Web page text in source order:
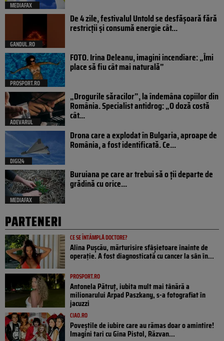
MEDIAFAX
GANDUL.RO
De 4 zile, festivalul Untold se desfășoară fără
restricții și consumă energie cât...
PROSPORT.RO
FOTO. Irina Deleanu, imagini incendiare: „Îmi
place să fiu cât mai naturală”
ADEVARUL
„Drogurile săracilor”, la îndemâna copiilor din
România. Specialist antidrog: „O doză costă
cât...
DIGI24
Drona care a explodat în Bulgaria, aproape de
România, a fost identificată. Ce...
MEDIAFAX
Buruiana pe care ar trebui să o ții departe de
grădină cu orice...
PARTENERI
CE SE ÎNTÂMPLĂ DOCTORE?
Alina Pușcău, mărturisire sfâșietoare înainte de
operație. A fost diagnosticată cu cancer la sân în...
PROSPORT.RO
Antonela Pătruț, iubita mult mai tânără a
milionarului Arpad Paszkany, s-a fotografiat în
jacuzzi
CIAO.RO
Poveştile de iubire care au rămas doar o amintire!
Imagini tari cu Gina Pistol, Răzvan...